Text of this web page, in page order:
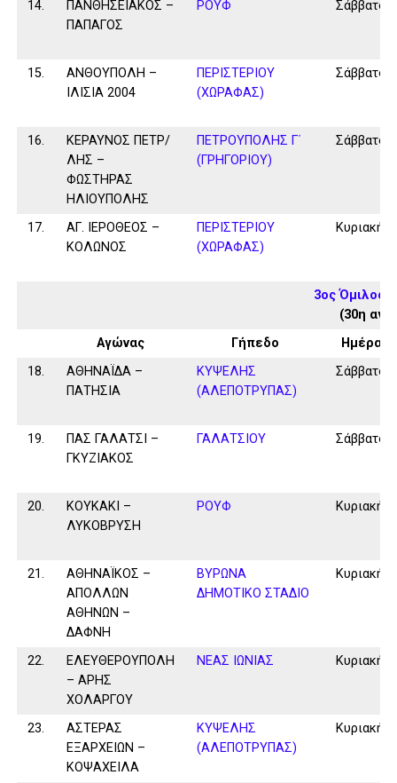
14.
ΠΑΝΘΗΣΕΙΑΚΟΣ –
ΠΑΠΑΓΟΣ
ΡΟΥΦ Σάββατο
15.
ΑΝΘΟΥΠΟΛΗ –
ΙΛΙΣΙΑ 2004
ΠΕΡΙΣΤΕΡΙΟΥ
(ΧΩΡΑΦΑΣ)
Σάββατο
16.
ΚΕΡΑΥΝΟΣ ΠΕΤΡ/
ΛΗΣ –
ΦΩΣΤΗΡΑΣ
ΗΛΙΟΥΠΟΛΗΣ
ΠΕΤΡΟΥΠΟΛΗΣ Γ΄
(ΓΡΗΓΟΡΙΟΥ)
Σάββατο
17.
ΑΓ. ΙΕΡΟΘΕΟΣ –
ΚΟΛΩΝΟΣ
ΠΕΡΙΣΤΕΡΙΟΥ
(ΧΩΡΑΦΑΣ)
Κυριακή
3ος Όμιλος
(30η
Αγώνας
Γήπεδο
Ημέρα
18.
ΑΘΗΝΑΪΔΑ –
ΠΑΤΗΣΙΑ
ΚΥΨΕΛΗΣ
(ΑΛΕΠΟΤΡΥΠΑΣ)
Σάββατο
19.
ΠΑΣ ΓΑΛΑΤΣΙ –
ΓΚΥΖΙΑΚΟΣ
ΓΑΛΑΤΣΙΟΥ Σάββατο
20.
ΚΟΥΚΑΚΙ –
ΛΥΚΟΒΡΥΣΗ
ΡΟΥΦ Κυριακή
21.
ΑΘΗΝΑΪΚΟΣ –
ΑΠΟΛΛΩΝ
ΑΘΗΝΩΝ –
ΔΑΦΝΗ
ΒΥΡΩΝΑ
ΔΗΜΟΤΙΚΟ ΣΤΑΔΙΟ
Κυριακή
22.
ΕΛΕΥΘΕΡΟΥΠΟΛΗ
– ΑΡΗΣ
ΧΟΛΑΡΓΟΥ
ΝΕΑΣ ΙΩΝΙΑΣ Κυριακή
23.
ΑΣΤΕΡΑΣ
ΕΞΑΡΧΕΙΩΝ –
ΚΟΨΑΧΕΙΛΑ
ΚΥΨΕΛΗΣ
(ΑΛΕΠΟΤΡΥΠΑΣ)
Κυριακή